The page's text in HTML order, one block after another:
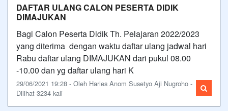
DAFTAR ULANG CALON PESERTA DIDIK
DIMAJUKAN
Bagi Calon Peserta Didik Th. Pelajaran 2022/2023
yang diterima dengan waktu daftar ulang jadwal hari
Rabu daftar ulang DIMAJUKAN dari pukul 08.00
-10.00 dan yg daftar ulang hari K
29/06/2021 19:28 - Oleh Haries Anom Susetyo Aji Nugroho -
Dilihat 3234 kali